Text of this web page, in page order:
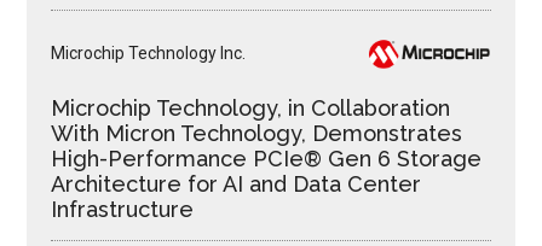
Microchip Technology Inc.
Microchip Technology, in Collaboration
With Micron Technology, Demonstrates
High-Performance PCIe® Gen 6 Storage
Architecture for AI and Data Center
Infrastructure